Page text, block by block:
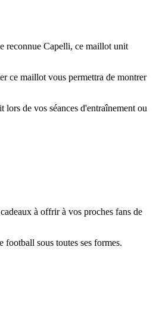
reconnue Capelli, ce maillot unit
ce maillot vous permettra de montrer
de vos séances d'entraînement ou
à offrir à vos proches fans de
sous toutes ses formes.